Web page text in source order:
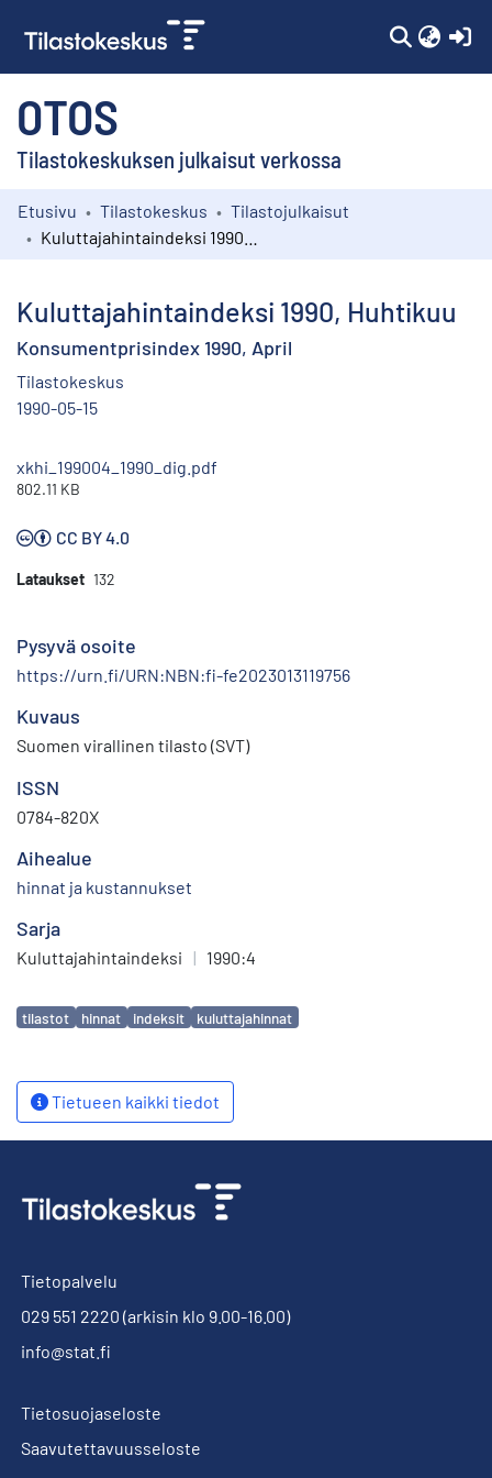
OTOS
Tilastokeskuksen julkaisut verkossa
Kokoelmat
Etusivu Tilastokeskus
Tilastojulkaisut
Kuluttajahintaindeksi 1990, Huhtikuu
Konsumentprisindex 1990, April
Tilastokeskus
1990-05-15
xkhi_199004_1990_dig.pdf
802.11 KB
CC BY 4.0
Lataukset 132
Pysyvä osoite
https://urn.fi/URN:NBN:fi-fe2023013119756
Kuvaus
Suomen virallinen tilasto (SVT)
ISSN
0784-820X
Aihealue
hinnat ja kustannukset
Sarja
Kuluttajahintaindeksi | 1990:4
Avainsanat
tilastot hinnat indeksit kuluttajahinnat
Tietueen kaikki tiedot
Tietopalvelu
029 551 2220 (arkisin klo 9.00-16.00)
info@stat.fi
Tietosuojaseloste
Saavutettavuusseloste